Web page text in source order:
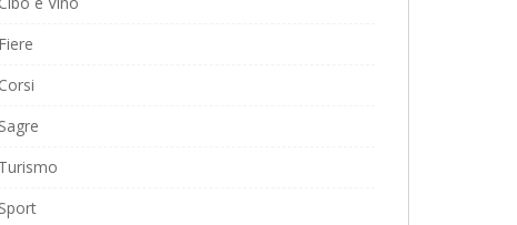
Fiere
Corsi
Sagre
Turismo
Sport